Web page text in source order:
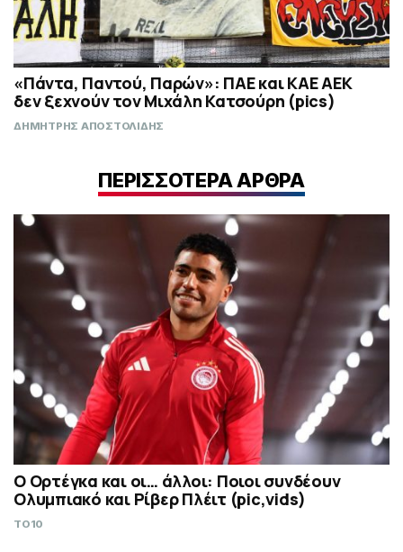
«Πάντα, Παντού, Παρών»: ΠΑΕ και ΚΑΕ ΑΕΚ
δεν ξεχνούν τον Μιχάλη Κατσούρη (pics)
ΔΗΜΗΤΡΗΣ ΑΠΟΣΤΟΛΙΔΗΣ
ΠΕΡΙΣΣΟΤΕΡΑ ΑΡΘΡΑ
Ο Ορτέγκα και οι… άλλοι: Ποιοι συνδέουν
Ολυμπιακό και Ρίβερ Πλέιτ (pic,vids)
TO10